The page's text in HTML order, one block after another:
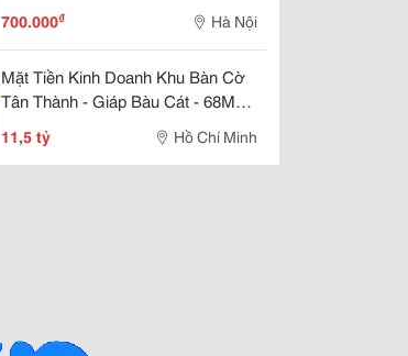
700.000₫ Hà Nội
Mặt Tiền Kinh Doanh Khu Bàn Cờ
Tân Thành - Giáp Bàu Cát - 68M² -
11,5 tỷ Hồ Chí Minh